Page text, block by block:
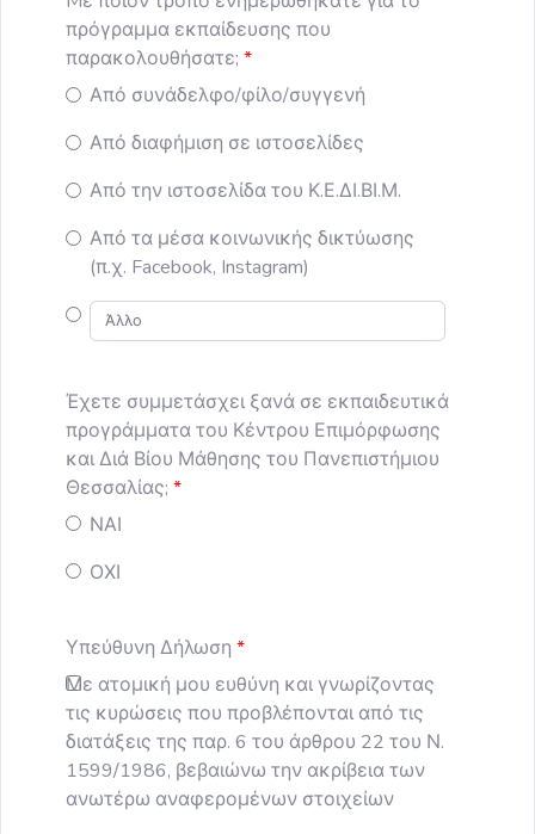
πρόγραμμα εκπαίδευσης που
παρακολουθήσατε;
Από συνάδελφο/φίλο/συγγενή
Από διαφήμιση σε ιστοσελίδες
Από την ιστοσελίδα του Κ.Ε.ΔΙ.ΒΙ.Μ.
Από τα μέσα κοινωνικής δικτύωσης
(π.χ. Facebook, Instagram)
Έχετε συμμετάσχει ξανά σε εκπαιδευτικά
προγράμματα του Κέντρου Επιμόρφωσης
και Διά Βίου Μάθησης του Πανεπιστήμιου
Θεσσαλίας;
ΝΑΙ
ΟΧΙ
Υπεύθυνη Δήλωση
Με ατομική μου ευθύνη και γνωρίζοντας
τις κυρώσεις που προβλέπονται από τις
διατάξεις της παρ. 6 του άρθρου 22 του Ν.
1599/1986, βεβαιώνω την ακρίβεια των
ανωτέρω αναφερομένων στοιχείων